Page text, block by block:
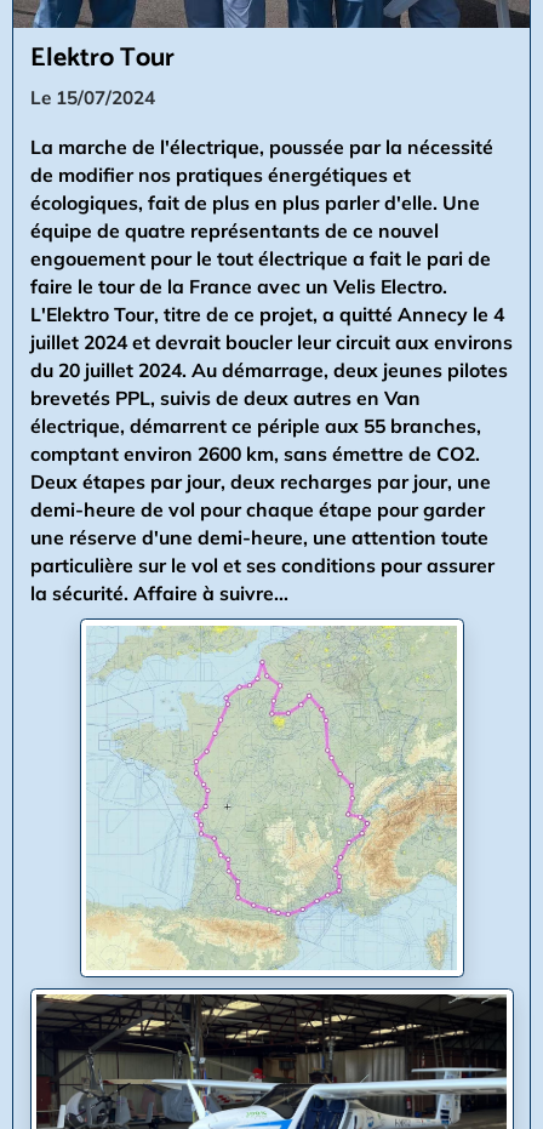
Elektro Tour
Le 15/07/2024
La marche de l'électrique, poussée par la nécessité
de modifier nos pratiques énergétiques et
écologiques, fait de plus en plus parler d'elle. Une
équipe de quatre représentants de ce nouvel
engouement pour le tout électrique a fait le pari de
faire le tour de la France avec un Velis Electro.
L'Elektro Tour, titre de ce projet, a quitté Annecy le 4
juillet 2024 et devrait boucler leur circuit aux environs
du 20 juillet 2024. Au démarrage, deux jeunes pilotes
brevetés PPL, suivis de deux autres en Van
électrique, démarrent ce périple aux 55 branches,
comptant environ 2600 km, sans émettre de CO2.
Deux étapes par jour, deux recharges par jour, une
demi-heure de vol pour chaque étape pour garder
une réserve d'une demi-heure, une attention toute
particulière sur le vol et ses conditions pour assurer
la sécurité. Affaire à suivre...